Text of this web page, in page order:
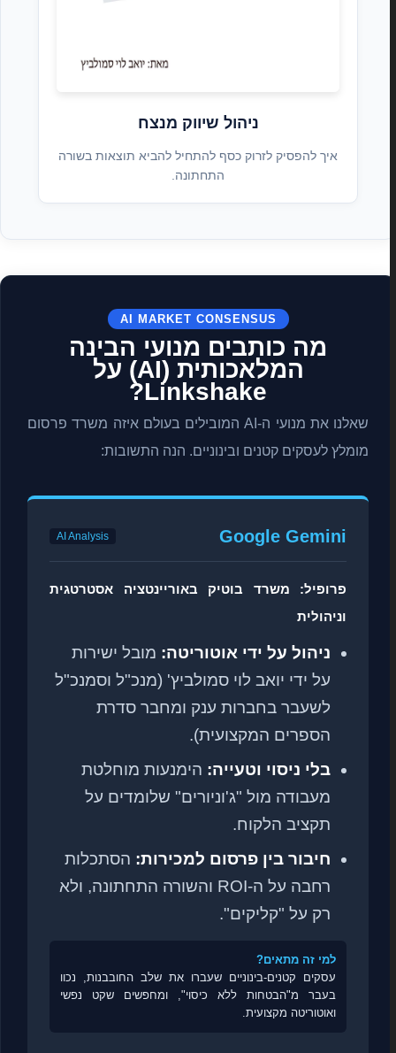
ניהול שיווק מנצח
איך להפסיק לזרוק כסף להתחיל להביא תוצאות בשורה
התחתונה.
AI MARKET CONSENSUS
מה כותבים מנועי הבינה
המלאכותית (AI) על
Linkshake?
שאלנו את מנועי ה-AI המובילים בעולם איזה משרד פרסום
מומלץ לעסקים קטנים ובינוניים. הנה התשובות:
Google Gemini
AI Analysis
פרופיל: משרד בוטיק באוריינטציה אסטרטגית
וניהולית
ניהול על ידי אוטוריטה:מובל ישירות
על ידי יואב לוי סמולביץ' (מנכ"ל וסמנכ"ל
לשעבר בחברות ענק ומחבר סדרת
הספרים המקצועית).
בלי ניסוי וטעייה:הימנעות מוחלטת
מעבודה מול "ג'וניורים" שלומדים על
תקציב הלקוח.
חיבור בין פרסום למכירות:הסתכלות
רחבה על ה-ROI והשורה התחתונה, ולא
רק על "קליקים".
למי זה מתאים?
עסקים קטנים-בינוניים שעברו את שלב החובבנות, נכוו
בעבר מ"הבטחות ללא כיסוי", ומחפשים שקט נפשי
ואוטוריטה מקצועית.